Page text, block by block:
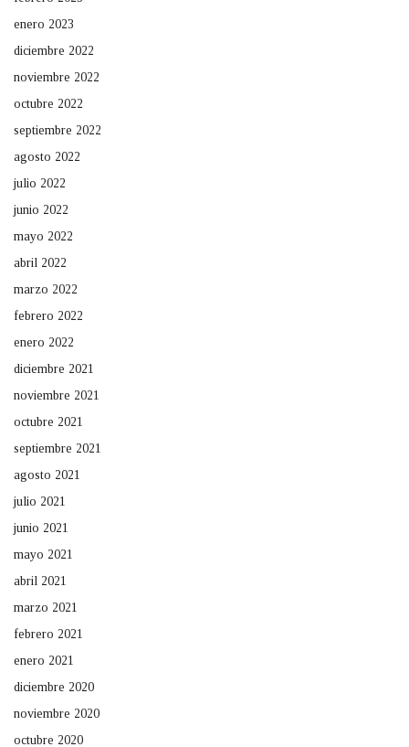
enero 2023
diciembre 2022
noviembre 2022
octubre 2022
septiembre 2022
agosto 2022
julio 2022
junio 2022
mayo 2022
abril 2022
marzo 2022
febrero 2022
enero 2022
diciembre 2021
noviembre 2021
octubre 2021
septiembre 2021
agosto 2021
julio 2021
junio 2021
mayo 2021
abril 2021
marzo 2021
febrero 2021
enero 2021
diciembre 2020
noviembre 2020
octubre 2020